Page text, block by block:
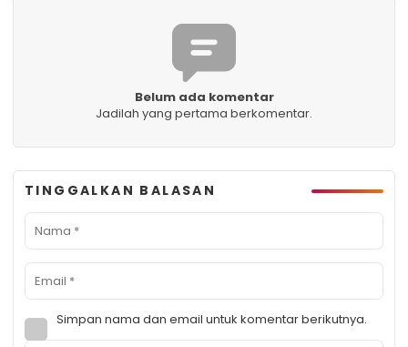
Belum ada komentar
Jadilah yang pertama berkomentar.
TINGGALKAN BALASAN
Simpan nama dan email untuk komentar berikutnya.